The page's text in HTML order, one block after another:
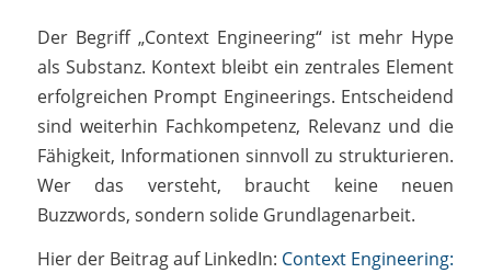
Der Begriff „Context Engineering“ ist mehr Hype
als Substanz. Kontext bleibt ein zentrales Element
erfolgreichen Prompt Engineerings. Entscheidend
sind weiterhin Fachkompetenz, Relevanz und die
Fähigkeit, Informationen sinnvoll zu strukturieren.
Wer das versteht, braucht keine neuen
Buzzwords, sondern solide Grundlagenarbeit.
Hier der Beitrag auf LinkedIn: Context Engineering: